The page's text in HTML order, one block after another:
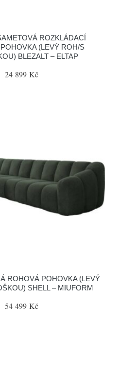
ROZKLÁDACÍ
(LEVÝ ROH/S
BLEZALT – ELTAP
24 899 Kč
ROHOVÁ POHOVKA (LEVÝ
SHELL – MIUFORM
54 499 Kč